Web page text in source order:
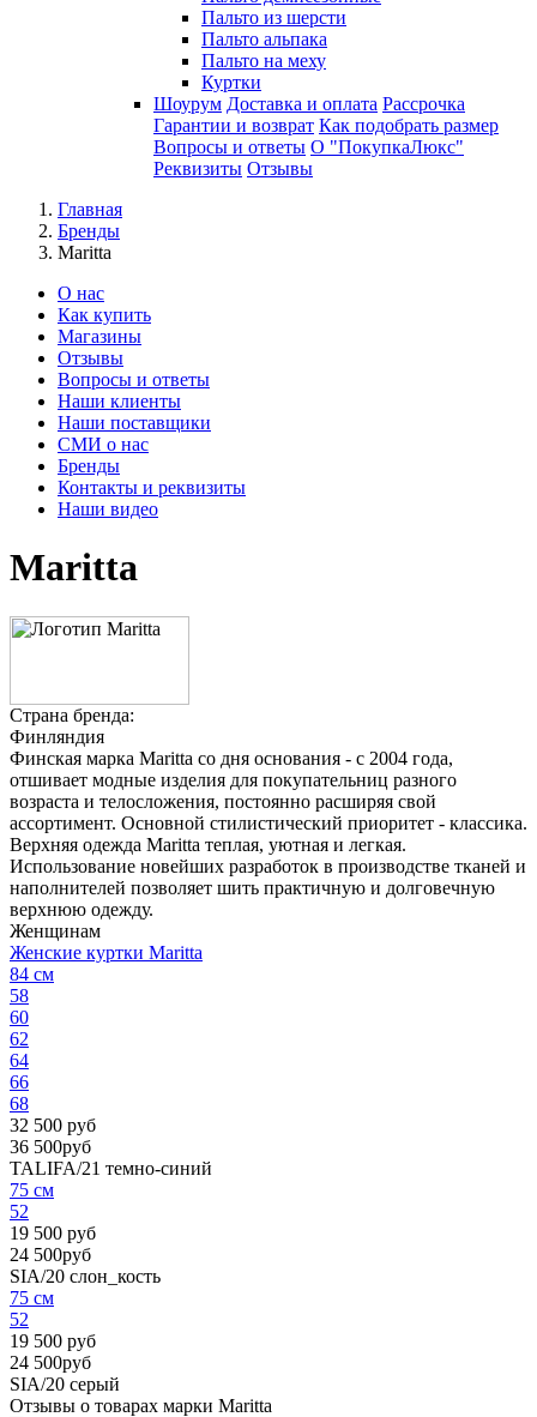
Пальто из шерсти
Пальто альпака
Пальто на меху
Куртки
Шоурум Доставка и оплата Рассрочка
Гарантии и возврат Как подобрать размер
Вопросы и ответы О "ПокупкаЛюкс"
Реквизиты Отзывы
Главная
Бренды
Maritta
О нас
Как купить
Магазины
Отзывы
Вопросы и ответы
Наши клиенты
Наши поставщики
СМИ о нас
Бренды
Контакты и реквизиты
Наши видео
Maritta
Страна бренда:
Финляндия
Финская марка Maritta со дня основания - с 2004 года,
отшивает модные изделия для покупательниц разного
возраста и телосложения, постоянно расширяя свой
ассортимент. Основной стилистический приоритет - классика.
Верхняя одежда Maritta теплая, уютная и легкая.
Использование новейших разработок в производстве тканей и
наполнителей позволяет шить практичную и долговечную
верхнюю одежду.
Женщинам
Женские куртки Maritta
84 см
58
60
62
64
66
68
32 500 руб
36 500руб
TALIFA/21 темно-синий
75 см
52
19 500 руб
24 500руб
SIA/20 слон_кость
75 см
52
19 500 руб
24 500руб
SIA/20 серый
Отзывы о товарах марки Maritta